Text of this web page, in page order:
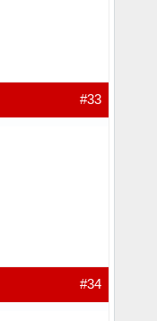
#33
#34